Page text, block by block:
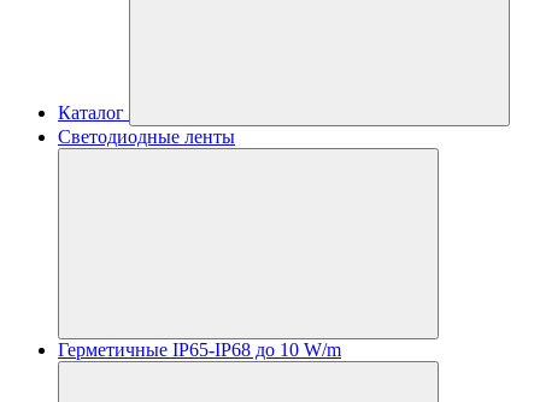
Каталог
Светодиодные ленты
Герметичные IP65-IP68 до 10 W/m